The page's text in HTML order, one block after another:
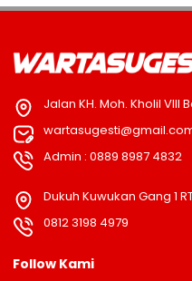
Jalan KH. Moh. Kholil VIII
Admin : 0889 8987 4832
Dukuh Kuwukan Gang 1
0812 3198 4979
Follow Kami